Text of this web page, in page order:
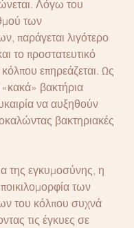
Λόγω του
των
παράγεται λιγότερο
το προστατευτικό
επηρεάζεται. Ως
βακτήρια
να αυξηθούν
βακτηριακές
της εγκυμοσύνης, η
των
του κόλπου συχνά
τις έγκυες σε